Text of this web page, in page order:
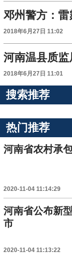
2018年6月27日 11:02
2018年6月27日 11:01
搜索推荐
热门推荐
河南省农村承
2020-11-04 11:14:29
河南省公布新
市
2020-11-04 11:13:22